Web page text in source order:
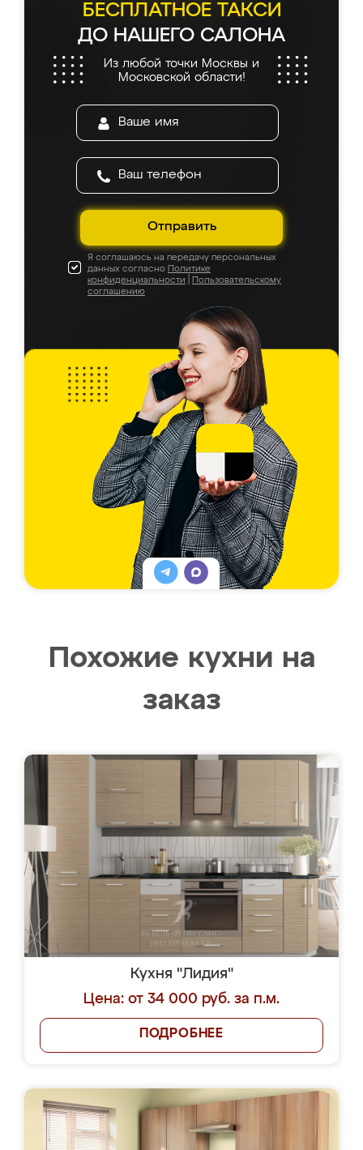
БЕСПЛАТНОЕ ТАКСИ
ДО НАШЕГО САЛОНА
Из любой точки Москвы и
Московской области!
Отправить
Я соглашаюсь на передачу персональных
данных согласно Политике
конфиденциальности
Пользовательскому
соглашению
Похожие кухни на
заказ
Кухня "Лидия"
Цена: от 34 000 руб. за п.м.
ПОДРОБНЕЕ